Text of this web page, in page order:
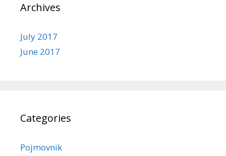
Archives
July 2017
June 2017
Categories
Pojmovnik